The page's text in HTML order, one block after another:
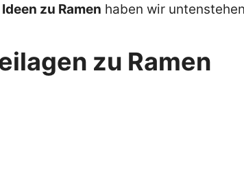
zu Ramen haben wir
zu Ramen